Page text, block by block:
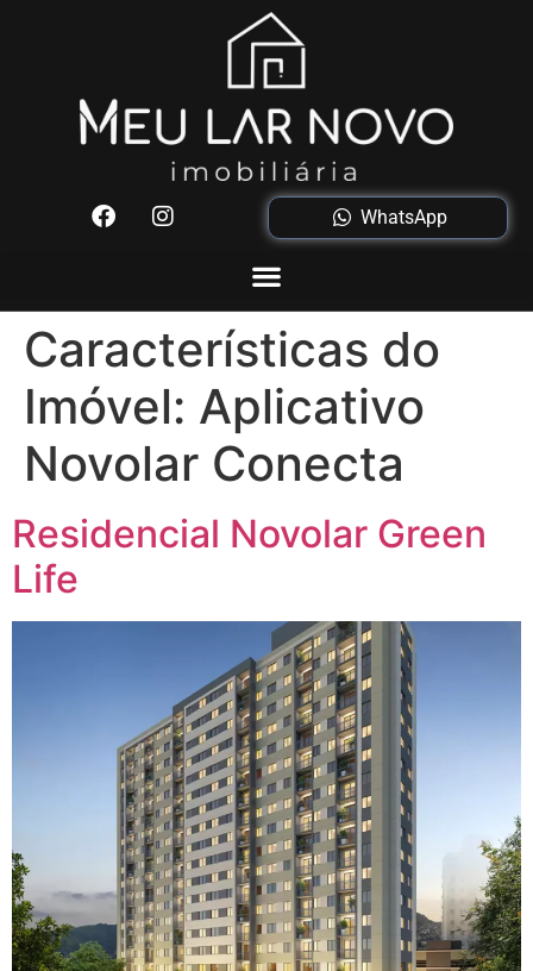
WhatsApp
Características do
Imóvel: Aplicativo
Novolar Conecta
Residencial Novolar Green
Life